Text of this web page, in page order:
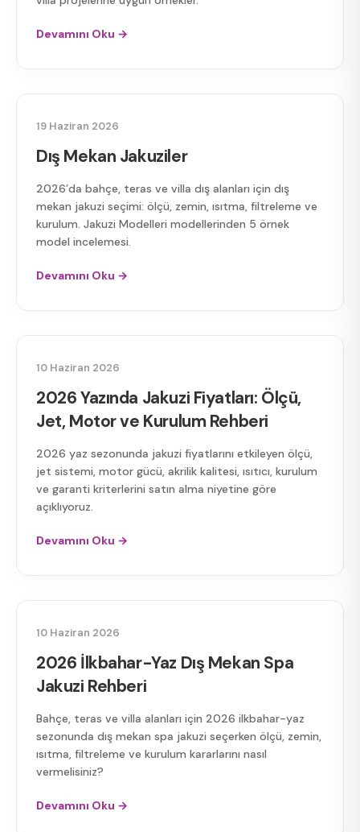
Devamını Oku →
19 Haziran 2026
Dış Mekan Jakuziler
2026’da bahçe, teras ve villa dış alanları için dış
mekan jakuzi seçimi: ölçü, zemin, ısıtma, filtreleme ve
kurulum. Jakuzi Modelleri modellerinden 5 örnek
model incelemesi.
Devamını Oku →
10 Haziran 2026
2026 Yazında Jakuzi Fiyatları: Ölçü,
Jet, Motor ve Kurulum Rehberi
2026 yaz sezonunda jakuzi fiyatlarını etkileyen ölçü,
jet sistemi, motor gücü, akrilik kalitesi, ısıtıcı, kurulum
ve garanti kriterlerini satın alma niyetine göre
açıklıyoruz.
Devamını Oku →
10 Haziran 2026
2026 İlkbahar-Yaz Dış Mekan Spa
Jakuzi Rehberi
Bahçe, teras ve villa alanları için 2026 ilkbahar-yaz
sezonunda dış mekan spa jakuzi seçerken ölçü, zemin,
ısıtma, filtreleme ve kurulum kararlarını nasıl
vermelisiniz?
Devamını Oku →